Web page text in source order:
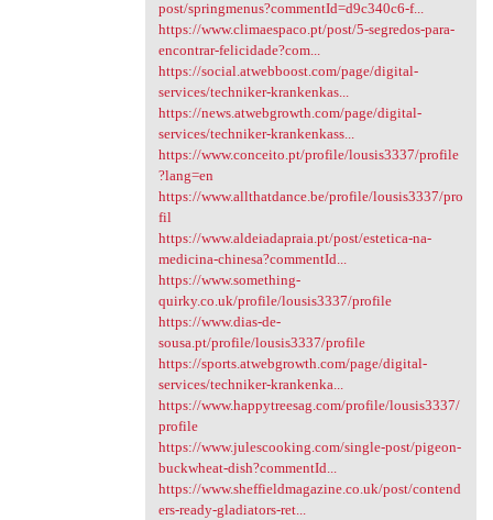
post/springmenus?commentId=d9c340c6-f...
https://www.climaespaco.pt/post/5-segredos-para-
encontrar-felicidade?com...
https://social.atwebboost.com/page/digital-
services/techniker-krankenkas...
https://news.atwebgrowth.com/page/digital-
services/techniker-krankenkass...
https://www.conceito.pt/profile/lousis3337/profile
?lang=en
https://www.allthatdance.be/profile/lousis3337/pro
fil
https://www.aldeiadapraia.pt/post/estetica-na-
medicina-chinesa?commentId...
https://www.something-
quirky.co.uk/profile/lousis3337/profile
https://www.dias-de-
sousa.pt/profile/lousis3337/profile
https://sports.atwebgrowth.com/page/digital-
services/techniker-krankenka...
https://www.happytreesag.com/profile/lousis3337/
profile
https://www.julescooking.com/single-post/pigeon-
buckwheat-dish?commentId...
https://www.sheffieldmagazine.co.uk/post/contend
ers-ready-gladiators-ret...